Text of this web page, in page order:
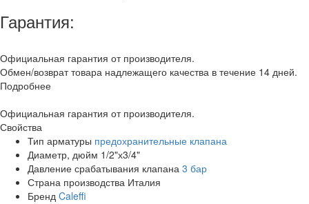
Гарантия:
Официальная гарантия от производителя.
Обмен/возврат товара надлежащего качества в течение 14 дней.
Подробнее
Официальная гарантия от производителя.
Свойства
Тип арматуры предохранительные клапана
Диаметр, дюйм 1/2"х3/4"
Давление срабатывания клапана 3 бар
Страна производства Италия
Бренд Caleffi